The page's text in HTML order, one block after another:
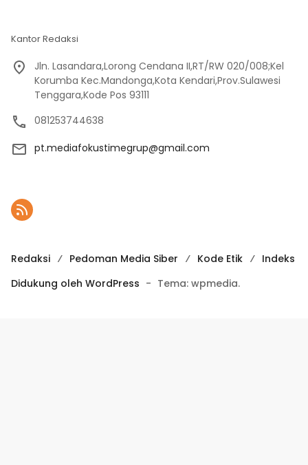
Kantor Redaksi
Jln. Lasandara,Lorong Cendana II,RT/RW 020/008;Kel
Korumba Kec.Mandonga,Kota Kendari,Prov.Sulawesi
Tenggara,Kode Pos 93111
081253744638
pt.mediafokustimegrup@gmail.com
Redaksi Pedoman Media Siber Kode Etik
Indeks
Didukung oleh WordPress - Tema: wpmedia.